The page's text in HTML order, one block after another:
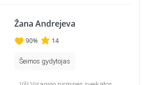
Žana Andrejeva
90% 14
Šeimos gydytojas